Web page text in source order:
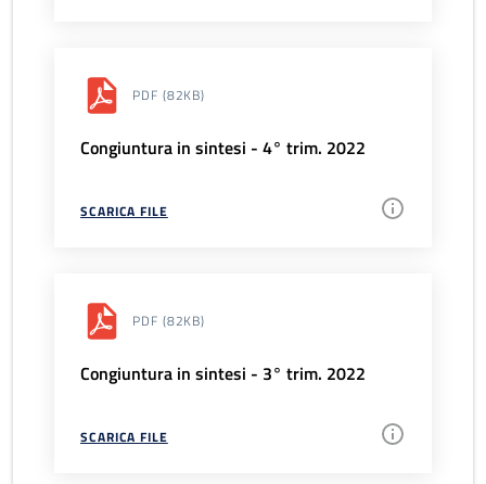
PDF (82KB)
Congiuntura in sintesi - 4° trim. 2022
SCARICA FILE
PDF (82KB)
Congiuntura in sintesi - 3° trim. 2022
SCARICA FILE